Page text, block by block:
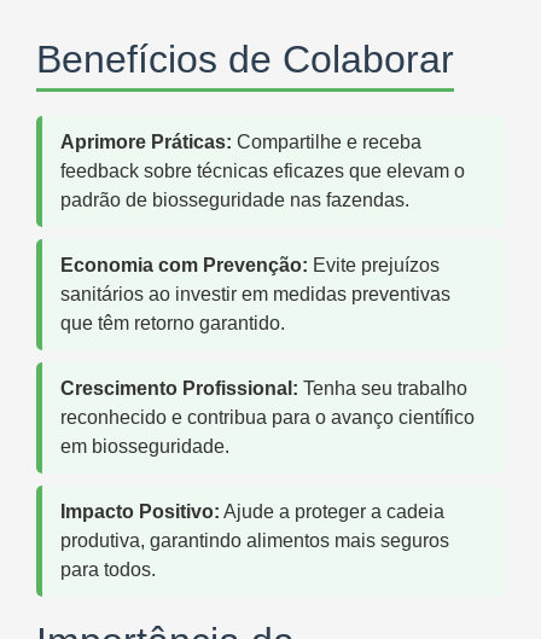
Benefícios de Colaborar
Aprimore Práticas: Compartilhe e receba
feedback sobre técnicas eficazes que elevam o
padrão de biosseguridade nas fazendas.
Economia com Prevenção: Evite prejuízos
sanitários ao investir em medidas preventivas
que têm retorno garantido.
Crescimento Profissional: Tenha seu trabalho
reconhecido e contribua para o avanço científico
em biosseguridade.
Impacto Positivo: Ajude a proteger a cadeia
produtiva, garantindo alimentos mais seguros
para todos.